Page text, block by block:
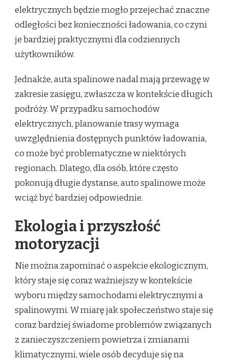
elektrycznych będzie mogło przejechać znaczne
odległości bez konieczności ładowania, co czyni
je bardziej praktycznymi dla codziennych
użytkowników.
Jednakże, auta spalinowe nadal mają przewagę w
zakresie zasięgu, zwłaszcza w kontekście długich
podróży. W przypadku samochodów
elektrycznych, planowanie trasy wymaga
uwzględnienia dostępnych punktów ładowania,
co może być problematyczne w niektórych
regionach. Dlatego, dla osób, które często
pokonują długie dystanse, auto spalinowe może
wciąż być bardziej odpowiednie.
Ekologia i przyszłość
motoryzacji
Nie można zapominać o aspekcie ekologicznym,
który staje się coraz ważniejszy w kontekście
wyboru między samochodami elektrycznymi a
spalinowymi. W miarę jak społeczeństwo staje się
coraz bardziej świadome problemów związanych
z zanieczyszczeniem powietrza i zmianami
klimatycznymi, wiele osób decyduje się na